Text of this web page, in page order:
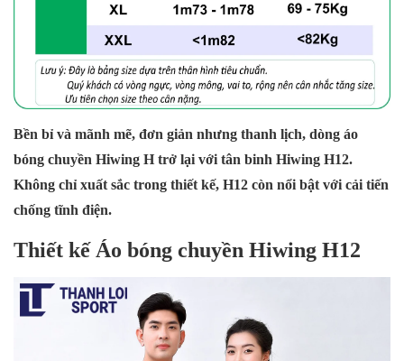
Bền bỉ và mãnh mẽ, đơn giản nhưng thanh lịch, dòng áo
bóng chuyền Hiwing H trở lại với tân binh Hiwing H12.
Không chỉ xuất sắc trong thiết kế, H12 còn nổi bật với cải tiến
chống tĩnh điện.
Thiết kế Áo bóng chuyền Hiwing H12